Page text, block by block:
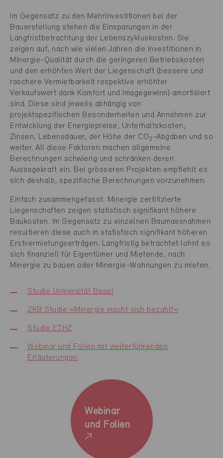
Im Gegensatz zu den Mehrinvestitionen bei der
Bauerstellung stehen die Einsparungen in der
Langfristbetrachtung der Lebenszykluskosten. Sie
zeigen auf, nach wie vielen Jahren die Investitionen in
Minergie-Qualität durch die geringeren Betriebskosten
und den erhöhten Wert der Liegenschaft (bessere und
raschere Vermietbarkeit respektive erhöhter
Verkaufswert dank Komfort und Imagegewinn) amortisiert
sind. Diese sind jeweils abhängig von
projektspezifischen Besonderheiten und Annahmen zur
Entwicklung der Energiepreise, Unterhaltskosten,
Zinsen, Lebensdauer, der Höhe der CO2 -Abgaben und so
weiter. All diese Faktoren machen allgemeine
Berechnungen schwierig und schränken deren
Aussagekraft ein. Bei grösseren Projekten empfiehlt es
sich deshalb, spezifische Berechnungen vorzunehmen.
Einfach zusammengefasst: Minergie zertifizierte
Liegenschaften zeigen statistisch signifikant höhere
Baukosten. Im Gegensatz zu einzelnen Baumassnahmen
resultieren diese auch in statistisch signifikant höheren
Erstvermietungserträgen. Langfristig betrachtet lohnt es
sich finanziell für Eigentümer und Mietende, nach
Minergie zu bauen oder Minergie-Wohnungen zu mieten.
Studie Universität Basel
ZKB Studie «Minergie macht sich bezahlt»
Studie ETHZ
Webinar und Folien mit weiterführenden
Erläuterungen
Webinar
und Folien